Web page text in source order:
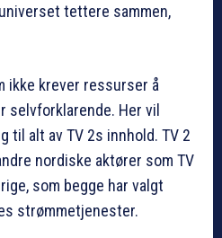
tettere sammen,
ikke krever ressurser å
selvforklarende. Her vil
til alt av TV 2s innhold. TV 2
nordiske aktører som TV
som begge har valgt
strømmetjenester.